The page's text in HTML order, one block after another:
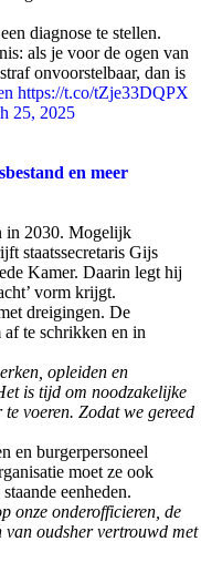
diagnose te stellen.
als je voor de ogen van
onvoorstelbaar, dan is
https://t.co/tZje33DQPX
25, 2025
en meer
in 2030. Mogelijk
staatssecretaris Gijs
Kamer. Daarin legt hij
vorm krijgt.
dreigingen. De
te schrikken en in
opleiden en
is tijd om noodzakelijke
voeren. Zodat we gereed
en burgerpersoneel
moet ze ook
eenheden.
onze onderofficieren, de
oudsher vertrouwd met